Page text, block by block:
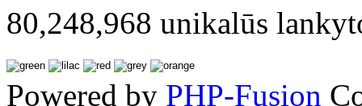
80,248,968 unikalūs
Powered by PHP-Fusion